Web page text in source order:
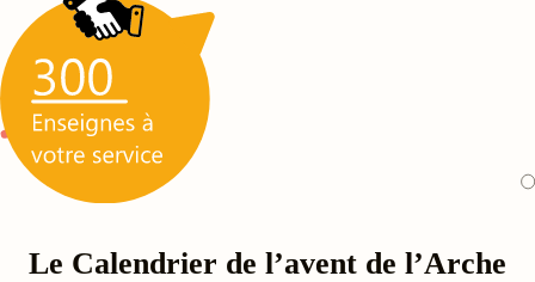
Le Calendrier de l’avent de l’Arche